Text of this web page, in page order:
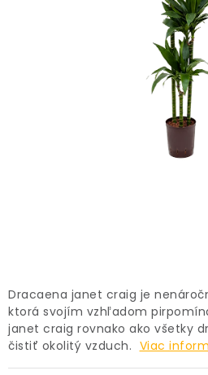
ZNAČKY
Obchodné podmienky
Dracaena janet craig je
ktorá svojím vzhľadom
janet craig rovnako ako všetky
čistiť okolitý vzduch. Viac